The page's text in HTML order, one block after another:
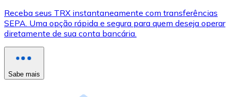
Receba seus TRX instantaneamente com transferências
SEPA. Uma opção rápida e segura para quem deseja operar
diretamente de sua conta bancária.
Sabe mais